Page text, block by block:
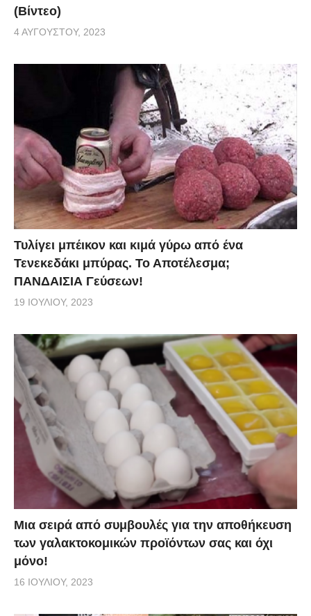
(Βίντεο)
4 ΑΥΓΟΎΣΤΟΥ, 2023
Τυλίγει μπέικον και κιμά γύρω από ένα
Τενεκεδάκι μπύρας. Το Αποτέλεσμα;
ΠΑΝΔΑΙΣΙΑ Γεύσεων!
19 ΙΟΥΛΊΟΥ, 2023
Mια σειρά από συμβουλές για την αποθήκευση
των γαλακτοκομικών προϊόντων σας και όχι
μόνο!
16 ΙΟΥΛΊΟΥ, 2023